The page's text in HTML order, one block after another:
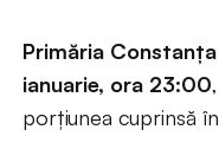
Primăria Constanța
ianuarie, ora 23:00
porțiunea cuprinsă